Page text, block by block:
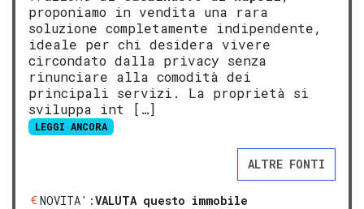
proponiamo in vendita una rara
soluzione completamente indipendente,
ideale per chi desidera vivere
circondato dalla privacy senza
rinunciare alla comodità dei
principali servizi. La proprietà si
sviluppa int […]
LEGGI ANCORA
ALTRE FONTI
NOVITA':VALUTA questo immobile